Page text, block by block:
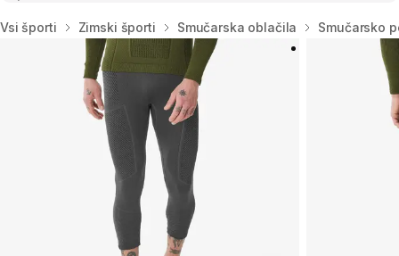
Domov
Vsi športi Zimski športi Smučarska oblačila Smučarsko